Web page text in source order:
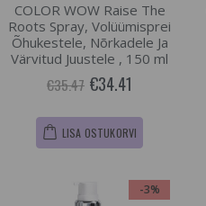
COLOR WOW Raise The
Roots Spray, Volüümisprei
Õhukestele, Nõrkadele Ja
Värvitud Juustele , 150 ml
€35.47 €34.41
LISA OSTUKORVI
-3%